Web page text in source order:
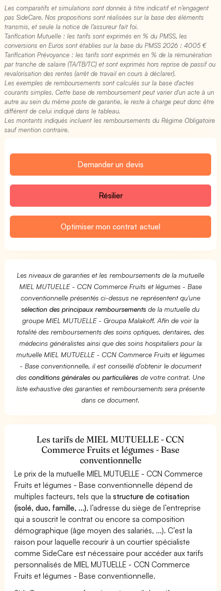
Les comparatifs et simulations sont donnés à titre indicatif et n’engagent
pas SideCare. Nos propositions sont réalisées sur la base des éléments
transmis, et seule la notice de l’assureur fait foi.
Tarification Mutuelle : les tarifs sont exprimés en % du PMSS, les
conversions en Euros sont établies sur la base du PMSS 2026 : 4005 €​
Tarification Prévoyance : les tarifs sont exprimés en % de la rémunération
par tranche de salaire (TA/TB/TC) et sont exprimés hors reprise de passif ou
revalorisation des rentes (arrêt de travail en cours à déclarer).
Les exemples de remboursements sont calculés sur la base d'actes
courants simples. Cette base de remboursement peut varier d'un acte à un
autre au sein du même poste de garantie, le reste à charge peut donc être
différent de celui indiqué dans le tableau.
Les montants indiqués incluent les remboursements du Régime Obligatoire
sauf mention contraire.
Demander un devis
Résilier
Optimiser mon contrat actuel
Les niveaux de garanties et les remboursements de la mutuelle
MIEL MUTUELLE - CCN Commerce Fruits et légumes - Base
conventionnelle présentés ci-dessus ne représentent qu'une
sélection des principaux remboursementsde la mutuelle du
groupe MIEL MUTUELLE - Groupa Malakoff. Afin de voir la
totalité des remboursements des soins optiques, dentaires, des
médecins généralistes ainsi que des soins hospitaliers pour la
mutuelle MIEL MUTUELLE - CCN Commerce Fruits et légumes
- Base conventionnelle, il est conseillé d'obtenir le document
desconditions générales ou particulières de votre contrat. Une
liste exhaustive des garanties et remboursements sera présente
dans ce document.
Les tarifs de MIEL MUTUELLE - CCN
Commerce Fruits et légumes - Base
conventionnelle
Le prix de la mutuelle MIEL MUTUELLE - CCN Commerce
Fruits et légumes - Base conventionnelle dépend de
multiples facteurs, tels que lastructure de cotisation
(isolé, duo, famille, ...), l’adresse du siège de l’entreprise
qui a souscrit le contrat ou encore sa composition
démographique (âge moyen des salariés, ...). C’est la
raison pour laquelle recourir à un courtier spécialiste
comme SideCare est nécessaire pour accéder aux tarifs
personnalisés de MIEL MUTUELLE - CCN Commerce
Fruits et légumes - Base conventionnelle.